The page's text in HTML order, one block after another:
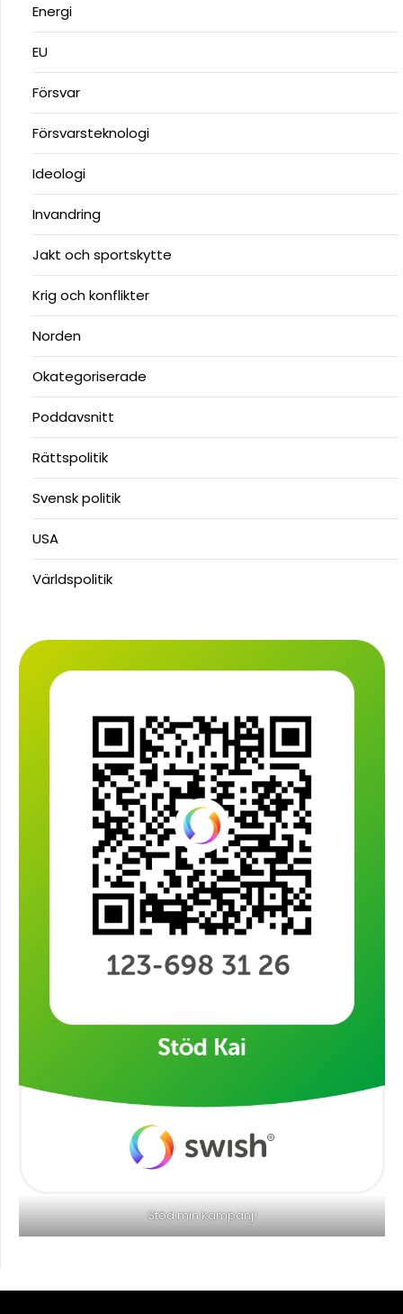
Energi
EU
Försvar
Försvarsteknologi
Ideologi
Invandring
Jakt och sportskytte
Krig och konflikter
Norden
Okategoriserade
Poddavsnitt
Rättspolitik
Svensk politik
USA
Världspolitik
Stöd min kampanj!